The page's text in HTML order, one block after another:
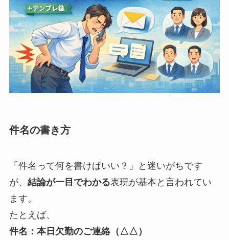
件名の書き方
「件名って何を書けばいい？」と迷いがちです
が、 結論が一目でわかる表現が基本と言われてい
ます。
たとえば、
件名：本日欠勤のご連絡（△△）